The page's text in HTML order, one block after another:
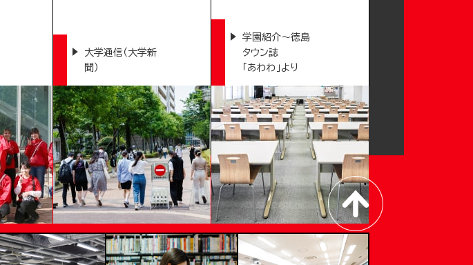
大学通信（大学新
聞）
学園紹介～徳島
タウン誌
「あわわ」より